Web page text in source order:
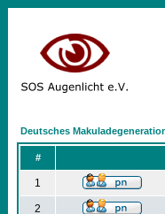
Deutsches
#
1
2